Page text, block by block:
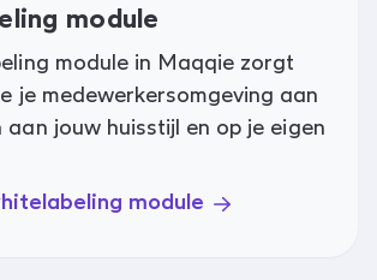
module
module in Maqqie zorgt
je medewerkersomgeving aan
aan jouw huisstijl en op je eigen
module